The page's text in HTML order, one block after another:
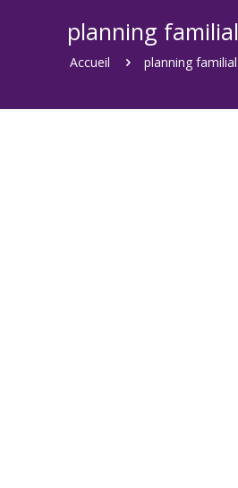
planning familial
Accueil planning familial